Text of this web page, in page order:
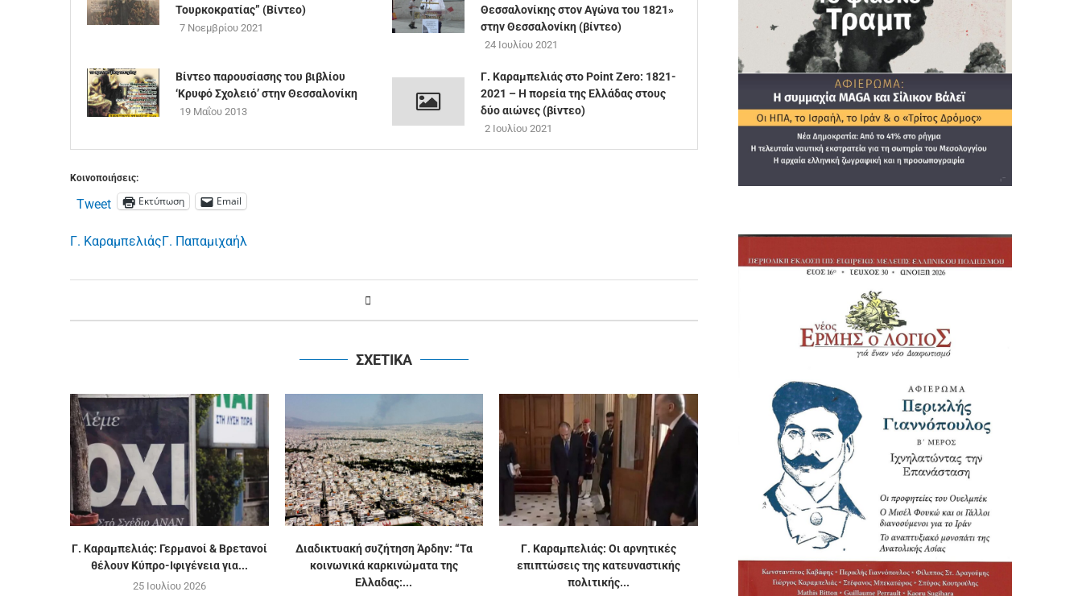
Τουρκοκρατίας” (Βίντεο)
7 Νοεμβρίου 2021
Θεσσαλονίκης στον Αγώνα του 1821»
στην Θεσσαλονίκη (βίντεο)
24 Ιουλίου 2021
Βίντεο παρουσίασης του βιβλίου
‘Κρυφό Σχολειό’ στην Θεσσαλονίκη
19 Μαΐου 2013
Γ. Καραμπελιάς στο Point Zero: 1821-
2021 – Η πορεία της Ελλάδας στους
δύο αιώνες (βίντεο)
2 Ιουλίου 2021
Κοινοποιήσεις:
Tweet Εκτύπωση Email
Γ. ΚαραμπελιάςΓ. Παπαμιχαήλ
ΣΧΕΤΙΚΑ
Γ. Καραμπελιάς: Γερμανοί & Βρετανοί
θέλουν Κύπρο-Ιφιγένεια για...
25 Ιουλίου 2026
Διαδικτυακή συζήτηση Άρδην: “Τα
κοινωνικά καρκινώματα της
Ελλαδας:...
Γ. Καραμπελιάς: Οι αρνητικές
επιπτώσεις της κατευναστικής
πολιτικής...